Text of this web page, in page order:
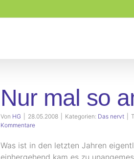
Nur mal so
Von HG 28.05.2008 Kategorien: Das nervt
Kommentare
Was ist in den letzten Jahren
einhergehend kam es zu